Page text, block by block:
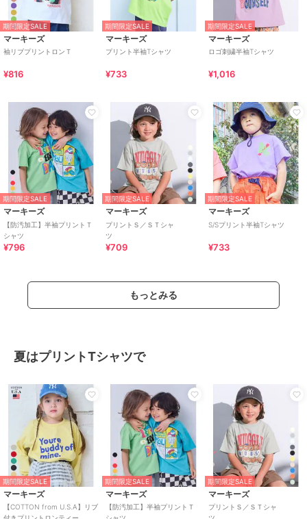
期間限定SALE
マーキーズ
袖リブプリントロンＴ
¥816
期間限定SALE
マーキーズ
プリント半袖Tシャツ
¥733
期間限定SALE
マーキーズ
ロゴ刺繍半袖Tシャツ
¥1,016
期間限定SALE
マーキーズ
【防汚加工】半袖プリントＴ
シャツ
¥796
期間限定SALE
マーキーズ
プリントＳ／ＳＴシャ
ツ
¥709
期間限定SALE
マーキーズ
S/Sプリント半袖Tシャツ
¥733
もっとみる
夏はプリントTシャツで
期間限定SALE
マーキーズ
【COTTON from U.S.A】リブ
期間限定SALE
マーキーズ
【防汚加工】半袖プリントＴ
期間限定SALE
マーキーズ
プリントＳ／ＳＴシャ